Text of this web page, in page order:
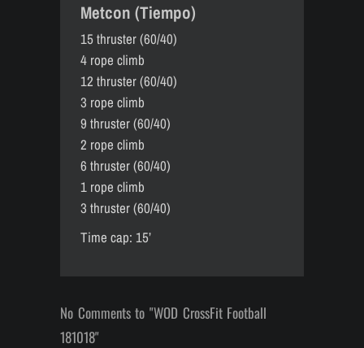
Metcon (Tiempo)
15 thruster (60/40)
4 rope climb
12 thruster (60/40)
3 rope climb
9 thruster (60/40)
2 rope climb
6 thruster (60/40)
1 rope climb
3 thruster (60/40)
Time cap: 15’
No Comments to "WOD CrossFit Football
181018"